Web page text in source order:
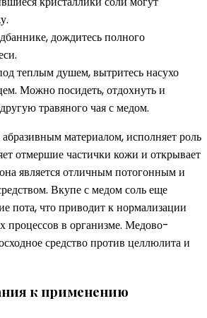
дождитесь полного
теплым душем, вытритесь насухо
Можно посидеть, отдохнуть и
травяного чая с медом.
материалом, исполняет роль
отмершие частички кожи и открывает
является отличным потогонным и
Вкупе с медом соль еще
пота, что приводит к нормализации
процессов в организме. Медово-
средство против целлюлита и
к применению